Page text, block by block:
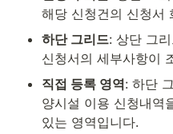
해당 신청건의 신청서
하단 그리드: 상단 그
신청서의 세부사항이
직접 등록 영역: 하단
양시설 이용 신청내역
있는 영역입니다.